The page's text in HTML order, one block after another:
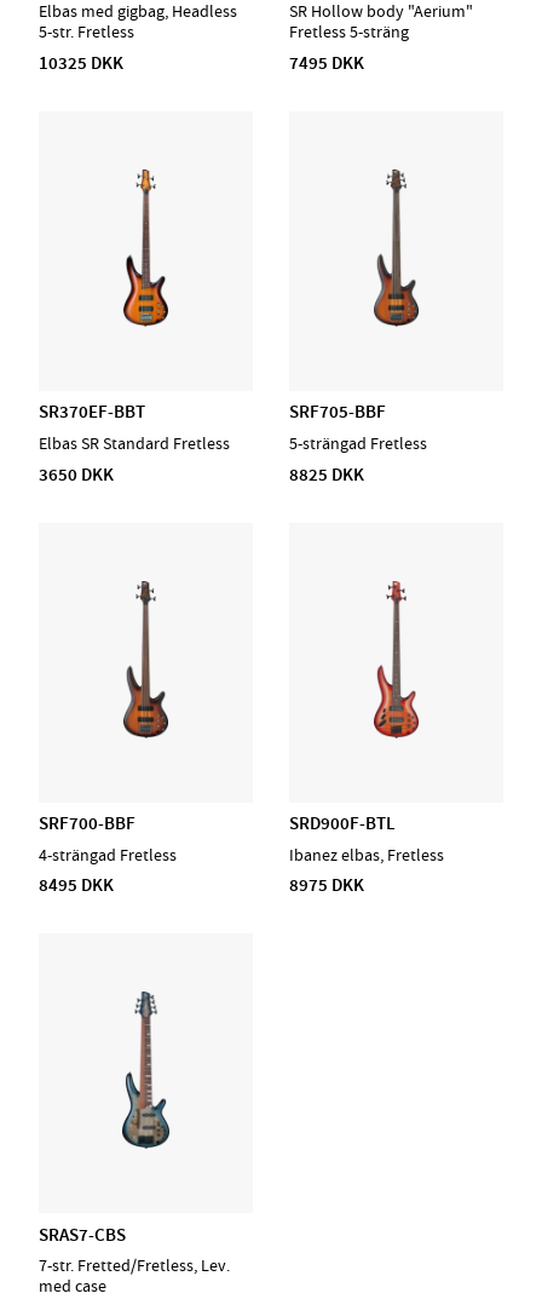
Elbas med gigbag, Headless
5-str. Fretless
10325 DKK
SR Hollow body "Aerium"
Fretless 5-sträng
7495 DKK
SR370EF-BBT
Elbas SR Standard Fretless
3650 DKK
SRF705-BBF
5-strängad Fretless
8825 DKK
SRF700-BBF
4-strängad Fretless
8495 DKK
SRD900F-BTL
Ibanez elbas, Fretless
8975 DKK
SRAS7-CBS
7-str. Fretted/Fretless, Lev.
med case